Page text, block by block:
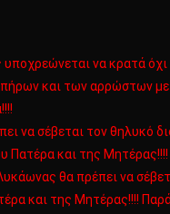
να κρατά
και των αρρώστων με
να σέβεται τον θηλυκό
Πατέρα και της
θα πρέπει να
και της Μητέρας!!!!